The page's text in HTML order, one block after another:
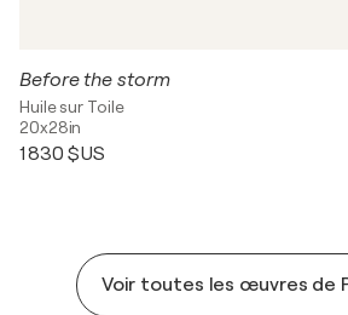
Before the storm
Huile sur Toile
20x28in
1 830 $US
Voir toutes les œuvres de